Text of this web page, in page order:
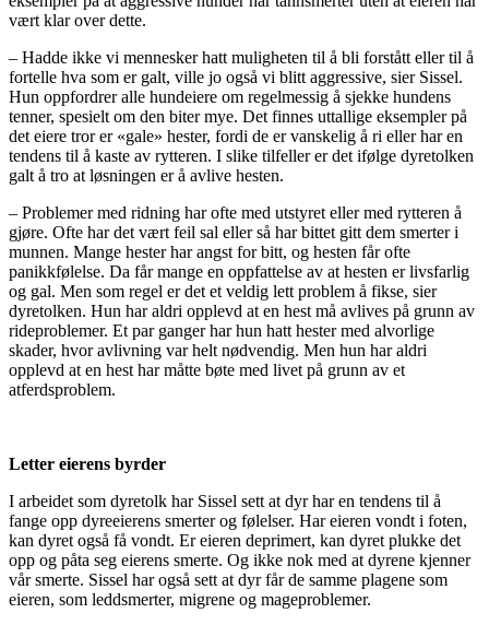
vært klar over dette.
– Hadde ikke vi mennesker hatt muligheten til å bli forstått eller til å
fortelle hva som er galt, ville jo også vi blitt aggressive, sier Sissel.
Hun oppfordrer alle hundeiere om regelmessig å sjekke hundens
tenner, spesielt om den biter mye. Det finnes uttallige eksempler på
det eiere tror er «gale» hester, fordi de er vanskelig å ri eller har en
tendens til å kaste av rytteren. I slike tilfeller er det ifølge dyretolken
galt å tro at løsningen er å avlive hesten.
– Problemer med ridning har ofte med utstyret eller med rytteren å
gjøre. Ofte har det vært feil sal eller så har bittet gitt dem smerter i
munnen. Mange hester har angst for bitt, og hesten får ofte
panikkfølelse. Da får mange en oppfattelse av at hesten er livsfarlig
og gal. Men som regel er det et veldig lett problem å fikse, sier
dyretolken. Hun har aldri opplevd at en hest må avlives på grunn av
rideproblemer. Et par ganger har hun hatt hester med alvorlige
skader, hvor avlivning var helt nødvendig. Men hun har aldri
opplevd at en hest har måtte bøte med livet på grunn av et
atferdsproblem.
Letter eierens byrder
I arbeidet som dyretolk har Sissel sett at dyr har en tendens til å
fange opp dyreeierens smerter og følelser. Har eieren vondt i foten,
kan dyret også få vondt. Er eieren deprimert, kan dyret plukke det
opp og påta seg eierens smerte. Og ikke nok med at dyrene kjenner
vår smerte. Sissel har også sett at dyr får de samme plagene som
eieren, som leddsmerter, migrene og mageproblemer.